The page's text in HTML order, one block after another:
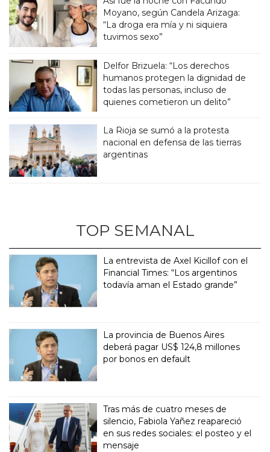
Moyano, según Candela Arizaga:
“La droga era mía y ni siquiera
tuvimos sexo”
Delfor Brizuela: “Los derechos
humanos protegen la dignidad de
todas las personas, incluso de
quienes cometieron un delito”
La Rioja se sumó a la protesta
nacional en defensa de las tierras
argentinas
TOP SEMANAL
La entrevista de Axel Kicillof con el
Financial Times: “Los argentinos
todavía aman el Estado grande”
La provincia de Buenos Aires
deberá pagar US$ 124,8 millones
por bonos en default
Tras más de cuatro meses de
silencio, Fabiola Yañez reapareció
en sus redes sociales: el posteo y el
mensaje